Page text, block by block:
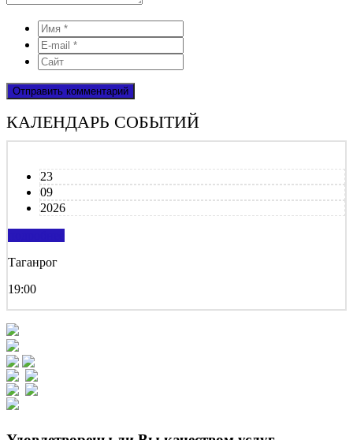
КАЛЕНДАРЬ СОБЫТИЙ
23
09
2026
Таганрог
19:00